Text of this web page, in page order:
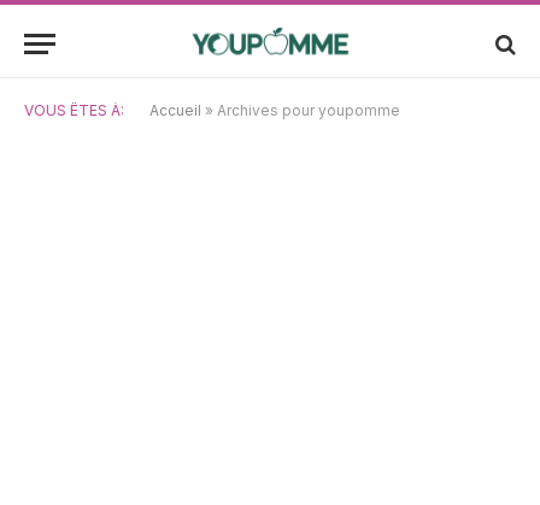
VOUS ÊTES À: Accueil » Archives pour youpomme